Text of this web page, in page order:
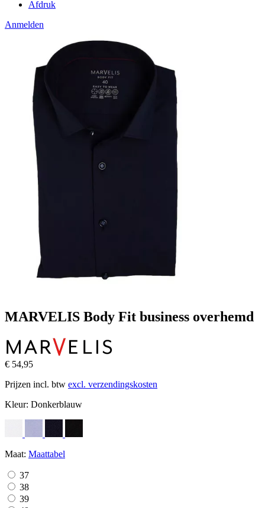
Afdruk
Anmelden
MARVELIS Body Fit business overhemd
€ 54,95
Prijzen incl. btw excl. verzendingskosten
Kleur: Donkerblauw
Maat: Maattabel
37
38
39